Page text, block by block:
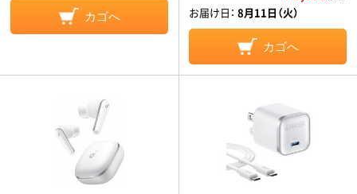
カゴへ お届け日： 8月11日（火）
カゴへ